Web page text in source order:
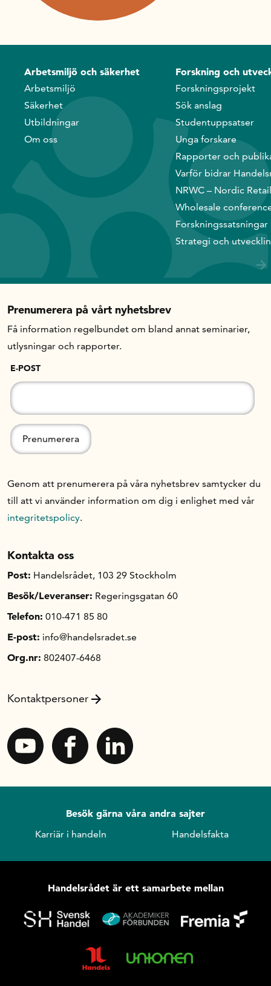
Arbetsmiljö och säkerhet
Arbetsmiljö
Säkerhet
Utbildningar
Om oss
Forskning och
Forskningsprojekt
Sök anslag
Studentuppsatser
Unga forskare
Rapporter och
Varför bidrar
NRWC – Nordic
Wholesale
Forskningssatsningar
Strategi och
Prenumerera på vårt nyhetsbrev
Få information regelbundet om bland annat seminarier,
utlysningar och rapporter.
E-POST
Genom att prenumerera på våra nyhetsbrev samtycker du
till att vi använder information om dig i enlighet med vår
integritetspolicy.
Kontakta oss
Post: Handelsrådet, 103 29 Stockholm
Besök/Leveranser: Regeringsgatan 60
Telefon: 010-471 85 80
E-post: info@handelsradet.se
Org.nr: 802407-6468
Kontaktpersoner
Besök gärna våra andra sajter
Karriär i handeln Handelsfakta
Handelsrådet är ett samarbete mellan